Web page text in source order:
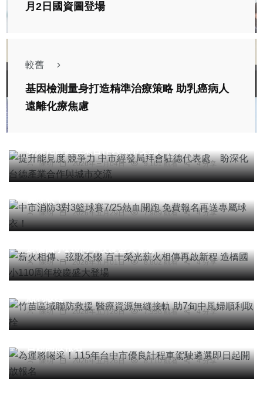
月2日國資圖登場
較舊
基因檢測量身打造精準治療策略 助乳癌病人
遠離化療焦慮
陳明 2026年三月04日 9,101 觀看 4 分享
社會 綜合新聞 文教 科技新知
中市消防3對3籃球賽7/25熱血開跑 免費報名再送專
陳明 2026年五月29日 7,989 觀看 4 分享
社會 綜合新聞 健康 文教
薪火相傳、弦歌不輟 百十榮光薪火相傳再啟新程
陳明 2026年五月01日 8,802 觀看 4 分享
社會 綜合新聞 健康 科技新知
竹苗區域聯防救援 醫療資源無縫接軌 助7旬中風婦
陳明 2026年五月26日 7,996 觀看 4 分享
社會 綜合新聞 旅遊 科技新知
為運將喝采！115年台中市優良計程車駕駛遴選即
陳明 2026年五月26日 8,110 觀看 4 分享
專欄
「春分」食衣住行育樂開運養生與禁忌